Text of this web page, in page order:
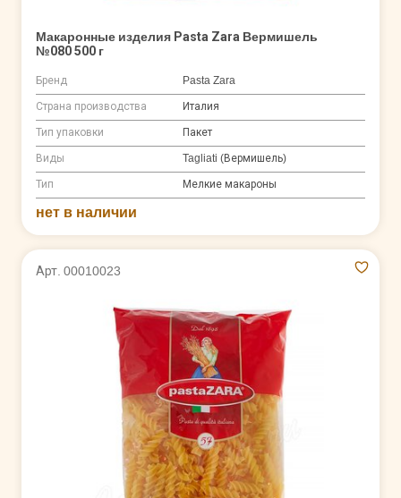
Макаронные изделия Pasta Zara Вермишель
№080 500 г
Бренд Pasta Zara
Страна производства Италия
Тип упаковки Пакет
Виды Tagliati (Вермишель)
Тип Мелкие макароны
нет в наличии
Арт. 00010023